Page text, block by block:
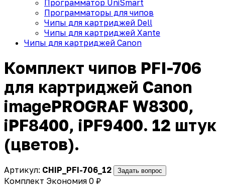
Программатор UniSmart
Программаторы для чипов
Чипы для картриджей Dell
Чипы для картриджей Xante
Чипы для картриджей Canon
Комплект чипов PFI-706
для картриджей Canon
imagePROGRAF W8300,
iPF8400, iPF9400. 12 штук
(цветов).
Артикул: CHIP_PFI-706_12 Задать вопрос
Комплект Экономия 0 ₽